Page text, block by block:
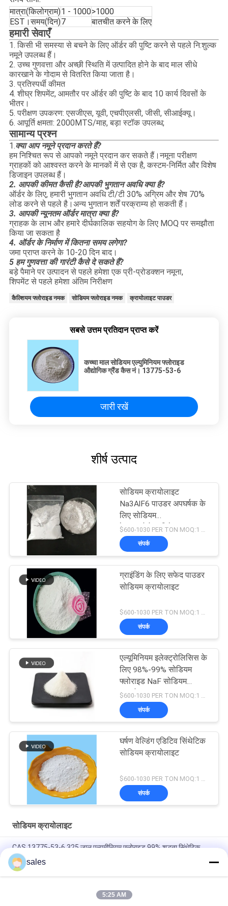
मात्रा(किलोग्राम)1 - 1000>1000
EST।समय(दिन)7 बातचीत करने के लिए
हमारी सेवाएँ
1. किसी भी समस्या से बचने के लिए ऑर्डर की पुष्टि करने से पहले नि:शुल्क
नमूने उपलब्ध हैं।
2. उच्च गुणवत्ता और अच्छी स्थिति में उत्पादित होने के बाद माल सीधे
कारखाने के गोदाम से वितरित किया जाता है।
3. प्रतिस्पर्धी कीमत
4. शीघ्र शिपमेंट, आमतौर पर ऑर्डर की पुष्टि के बाद 10 कार्य दिवसों के
भीतर।
5. परीक्षण उपकरण: एसजीएस, यूवी, एचपीएलसी, जीसी, सीआईक्यू।
6. आपूर्ति क्षमता: 2000MTS/माह, बड़ा स्टॉक उपलब्ध;
सामान्य प्रश्न
1.क्या आप नमूने प्रदान करते हैं?
हम निश्चित रूप से आपको नमूने प्रदान कर सकते हैं।नमूना परीक्षण
ग्राहकों को आश्वस्त करने के मानकों में से एक है, कस्टम-निर्मित और विशेष
डिजाइन उपलब्ध हैं।
2. आपकी कीमत कैसी है?आपकी भुगतान अवधि क्या है?
ऑर्डर के लिए, हमारी भुगतान अवधि टी/टी 30% अग्रिम और शेष 70%
लोड करने से पहले है।अन्य भुगतान शर्तें परक्राम्य हो सकती हैं।
3. आपकी न्यूनतम ऑर्डर मात्रा क्या है?
ग्राहक के लाभ और हमारे दीर्घकालिक सहयोग के लिए MOQ पर समझौता
किया जा सकता है
4. ऑर्डर के निर्माण में कितना समय लगेगा?
जमा प्राप्त करने के 10-20 दिन बाद।
5 हम गुणवत्ता की गारंटी कैसे दे सकते हैं?
बड़े पैमाने पर उत्पादन से पहले हमेशा एक प्री-प्रोडक्शन नमूना,
शिपमेंट से पहले हमेशा अंतिम निरीक्षण
कैल्शियम फ्लोराइड नमक सोडियम फ्लोराइड नमक क्रायोलाइट पाउडर
सबसे उत्तम प्रतिदान प्राप्त करें
कच्चा माल सोडियम एल्युमिनियम फ्लोराइड
औद्योगिक ग्रैंड कैस नं। 13775-53-6
जारी रखें
शीर्ष उत्पाद
सोडियम क्रायोलाइट
Na3AlF6 पाउडर अपघर्षक के
लिए सोडियम
हेक्साफ्लोरोएलुमिनेट
संपर्क
ग्राइंडिंग के लिए सफेद पाउडर
सोडियम क्रायोलाइट
$600-1030 PER TON MOQ:1 किलोग्राम
संपर्क
एल्यूमिनियम इलेक्ट्रोलिसिस के
लिए 98%-99% सोडियम
फ्लोराइड NaF सोडियम
क्रायोलाइट
$600-1030 PER TON MOQ:1 किलोग्राम
संपर्क
घर्षण वेल्डिंग एडिटिव सिंथेटिक
सोडियम क्रायोलाइट
संपर्क
सोडियम क्रायोलाइट
CAS 13775-53-6 325 जाल एल्यूमीनियम फ्लोराइड 99% शुद्धता सिंथेटिक
क्रायोलाइट
1000 से अधिक मेष सोडियम क्रायोलाइट कैस 13775-53-6 औद्योगिक ग्रेड
आणविक भार 209.94 सोडियम क्रायोलाइट रासायनिक यौगिक पानी में अघुलनशील
sales
5:25 AM